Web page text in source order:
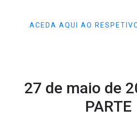
ACEDA AQUI AO
27 de maio de
PARTE